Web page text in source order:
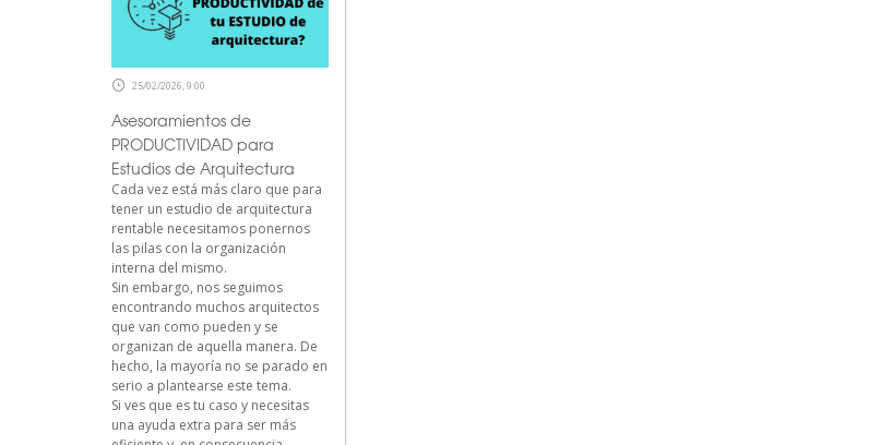
25/02/2026, 9:00
Asesoramientos de
PRODUCTIVIDAD para
Estudios de Arquitectura
Cada vez está más claro que para
tener un estudio de arquitectura
rentable necesitamos ponernos
las pilas con la organización
interna del mismo.
Sin embargo, nos seguimos
encontrando muchos arquitectos
que van como pueden y se
organizan de aquella manera. De
hecho, la mayoría no se parado en
serio a plantearse este tema.
Si ves que es tu caso y necesitas
una ayuda extra para ser más